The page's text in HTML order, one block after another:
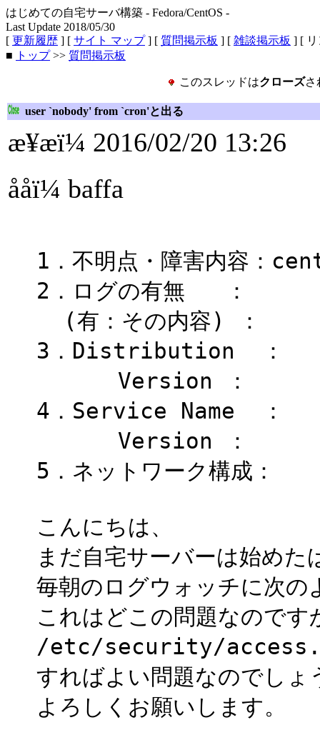
はじめての自宅サーバ構築 - Fedora/CentOS -
Last Update 2018/05/30
[ 更新履歴 ] [ サイト マップ] [ 質問掲示板 ] [ 雑談掲示板 ] [
■
トップ>> 質問掲示板
このスレッドはクローズさ
user `nobody' from `cron'と出る
æ¥æï¼ 2016/02/20 13:26
ååï¼ baffa
1．不明点・障害内容：
2．ログの有無 ：
(有：その内容) ：
3．Distribution ：
Version ：
4．Service Name ：
Version ：
5．ネットワーク構成：
こんにちは、
まだ自宅サーバーは始め
毎朝のログウォッチに次の
これはどこの問題なのです
/etc/security/
すればよい問題なのでしょ
よろしくお願いします。